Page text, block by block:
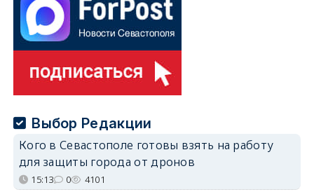
Выбор Редакции
Кого в Севастополе готовы взять на работу
для защиты города от дронов
15:13 0 4101